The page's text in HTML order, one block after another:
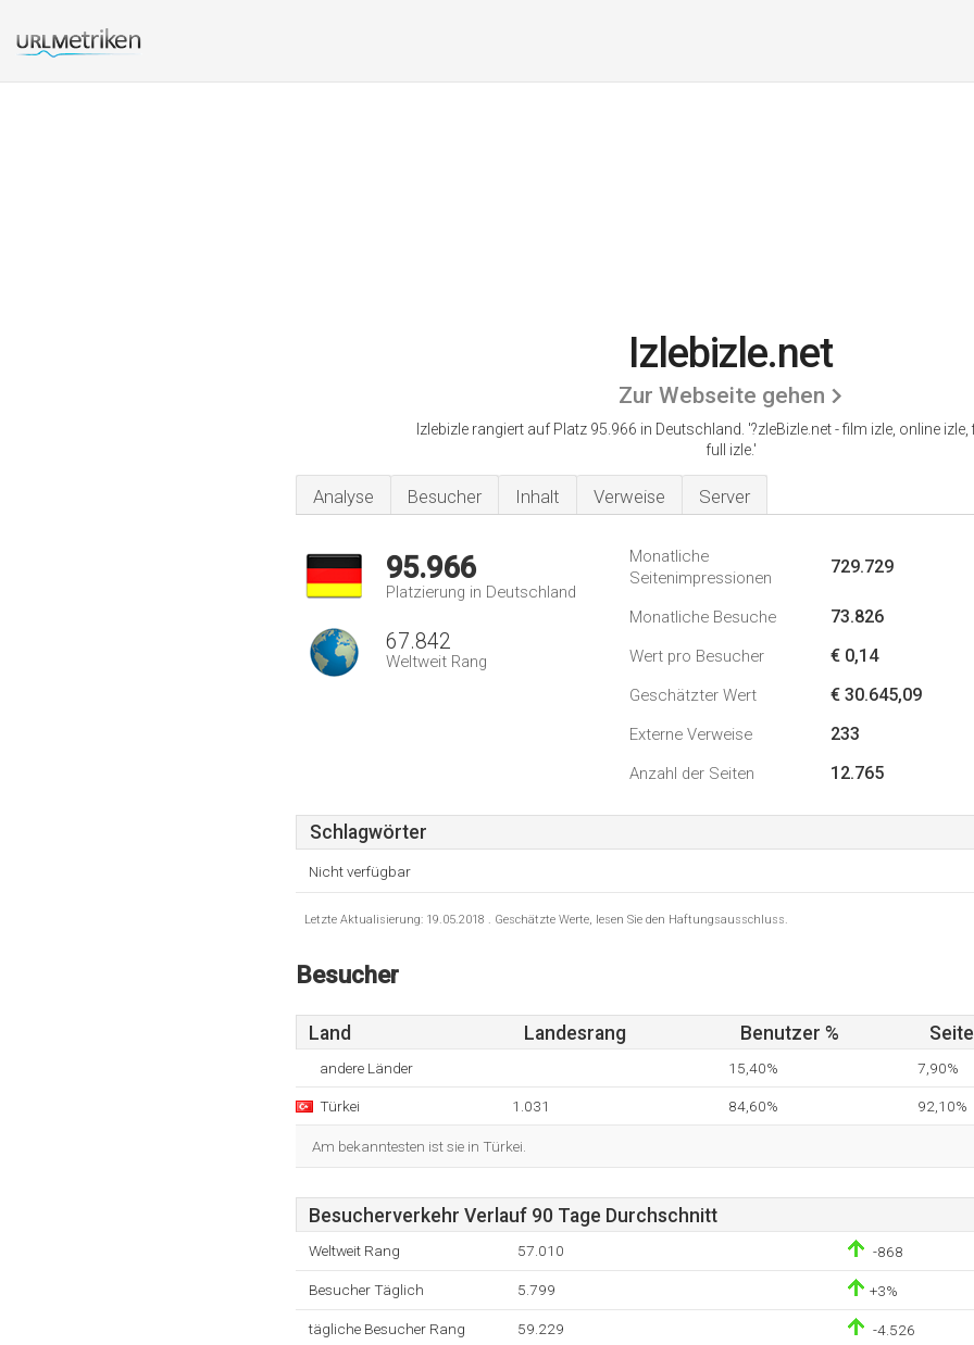
Izlebizle.net
Zur Webseite gehen
Izlebizle rangiert auf Platz 95.966 in Deutschland. '?zleBizle.net - film izle, online izle,
full izle.'
Analyse Besucher Inhalt Verweise Server
95.966
Platzierung in Deutschland
67.842
Weltweit Rang
Monatliche
Seitenimpressionen
729.729
Monatliche Besuche 73.826
Wert pro Besucher € 0,14
Geschätzter Wert € 30.645,09
Externe Verweise 233
Anzahl der Seiten 12.765
Schlagwörter
Nicht verfügbar
Letzte Aktualisierung: 19.05.2018 . Geschätzte Werte, lesen Sie den Haftungsausschluss.
Besucher
Land Landesrang Benutzer %
andere Länder 15,40% 7,90%
Türkei 1.031 84,60% 92,10%
Am bekanntesten ist sie in Türkei.
Besucherverkehr Verlauf 90 Tage Durchschnitt
Weltweit Rang 57.010 -868
Besucher Täglich 5.799 +3%
tägliche Besucher Rang 59.229 -4.526